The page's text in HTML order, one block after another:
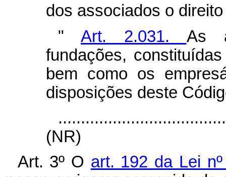
dos associados o
" Art. 2.031. As
fundações,
bem como os
disposições deste
(NR)
Art. 3º O art. 192 da Lei